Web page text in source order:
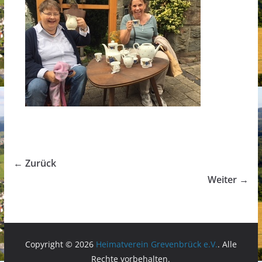
← Zurück
Weiter →
Copyright © 2026 Heimatverein Grevenbrück e.V.. Alle
Rechte vorbehalten.